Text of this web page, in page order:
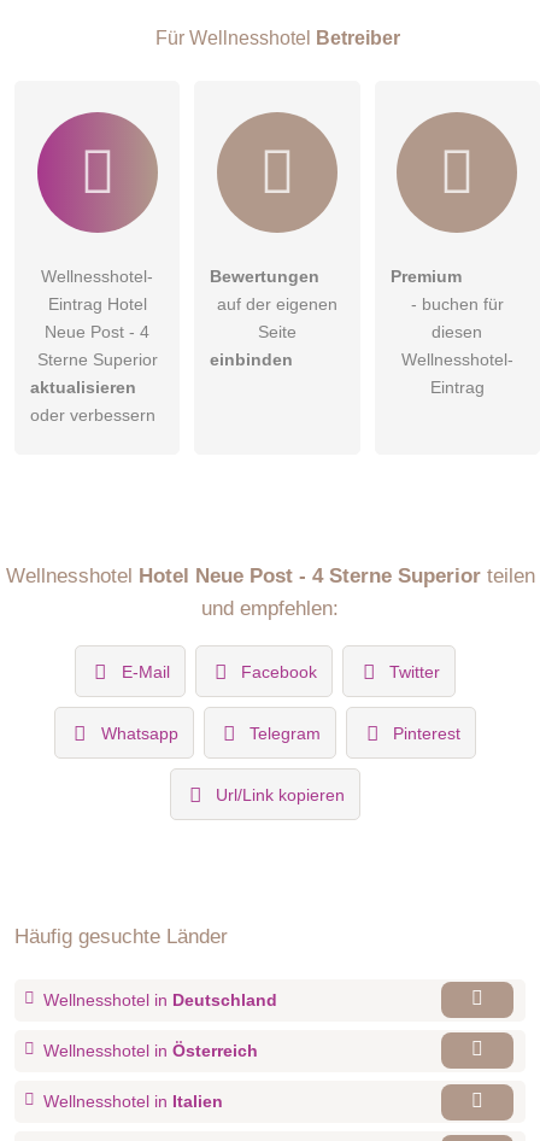
Für Wellnesshotel
Betreiber
Wellnesshotel-
Eintrag Hotel
Neue Post - 4
Sterne Superior
aktualisieren
oder verbessern
Bewertungen
auf der eigenen
Seite
einbinden
Premium
- buchen für
diesen
Wellnesshotel-
Eintrag
Wellnesshotel Hotel Neue Post - 4 Sterne Superiorteilen
und empfehlen:
E-Mail Facebook Twitter
Whatsapp Telegram Pinterest
Url/Link kopieren
Häufig gesuchte Länder
Wellnesshotel in Deutschland
Wellnesshotel in Österreich
Wellnesshotel in Italien